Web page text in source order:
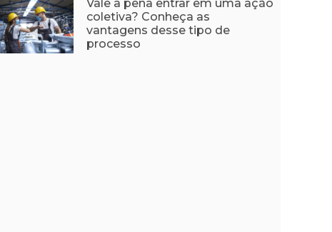
Vale a pena entrar em uma ação
coletiva? Conheça as
vantagens desse tipo de
processo